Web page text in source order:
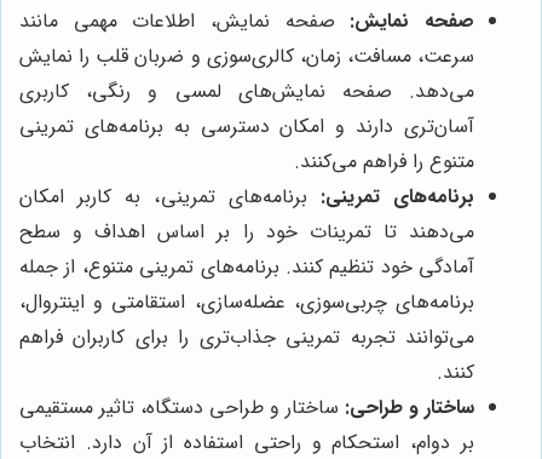
صفحه نمایش: صفحه نمایش، اطلاعات مهمی مانند
سرعت، مسافت، زمان، کالری‌سوزی و ضربان قلب را نمایش
می‌دهد. صفحه نمایش‌های لمسی و رنگی، کاربری
آسان‌تری دارند و امکان دسترسی به برنامه‌های تمرینی
متنوع را فراهم می‌کنند.
برنامه‌های تمرینی: برنامه‌های تمرینی، به کاربر امکان
می‌دهند تا تمرینات خود را بر اساس اهداف و سطح
آمادگی خود تنظیم کنند. برنامه‌های تمرینی متنوع، از جمله
برنامه‌های چربی‌سوزی، عضله‌سازی، استقامتی و اینتروال،
می‌توانند تجربه تمرینی جذاب‌تری را برای کاربران فراهم
کنند.
ساختار و طراحی: ساختار و طراحی دستگاه، تاثیر مستقیمی
بر دوام، استحکام و راحتی استفاده از آن دارد. انتخاب